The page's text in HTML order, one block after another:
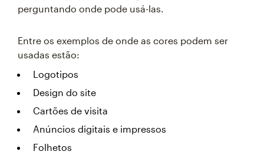
perguntando onde pode usá-las.
Entre os exemplos de onde as cores podem ser
usadas estão:
Logotipos
Design do site
Cartões de visita
Anúncios digitais e impressos
Folhetos